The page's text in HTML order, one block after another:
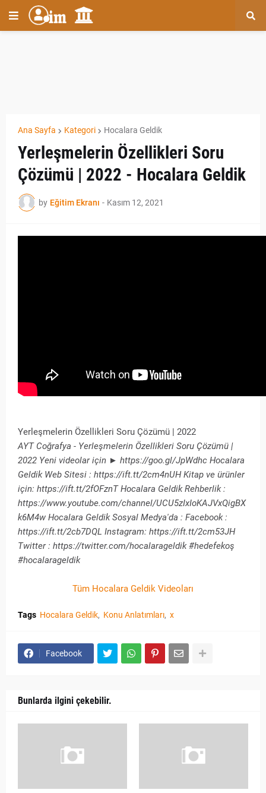
Ana Sayfa Kategori Hocalara Geldik
Yerleşmelerin Özellikleri Soru
Çözümü | 2022 - Hocalara Geldik
by Eğitim Ekranı - Kasım 12, 2021
Yerleşmelerin Özellikleri Soru Çözümü | 2022
AYT Coğrafya - Yerleşmelerin Özellikleri Soru Çözümü |
2022 Yeni videolar için ► https://goo.gl/JpWdhc Hocalara
Geldik Web Sitesi : https://ift.tt/2cm4nUH Kitap ve ürünler
için: https://ift.tt/2fOFznT Hocalara Geldik Rehberlik :
https://www.youtube.com/channel/UCU5zIxIoKAJVxQigBX
k6M4w Hocalara Geldik Sosyal Medya'da : Facebook :
https://ift.tt/2cb7DQL Instagram: https://ift.tt/2cm53JH
Twitter : https://twitter.com/hocalarageldik #hedefekoş
#hocalarageldik
Tüm Hocalara Geldik Videoları
Tags Hocalara Geldik Konu Anlatımları x
Facebook
Bunlarda ilgini çekebilir.